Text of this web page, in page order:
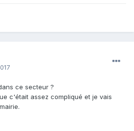
ce secteur ?
c'était assez compliqué et je vais